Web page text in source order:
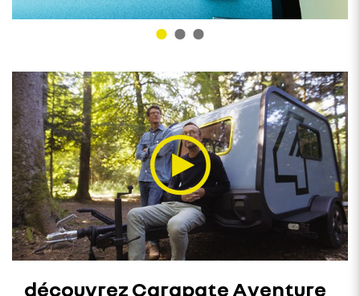
découvrez Carapate Aventure